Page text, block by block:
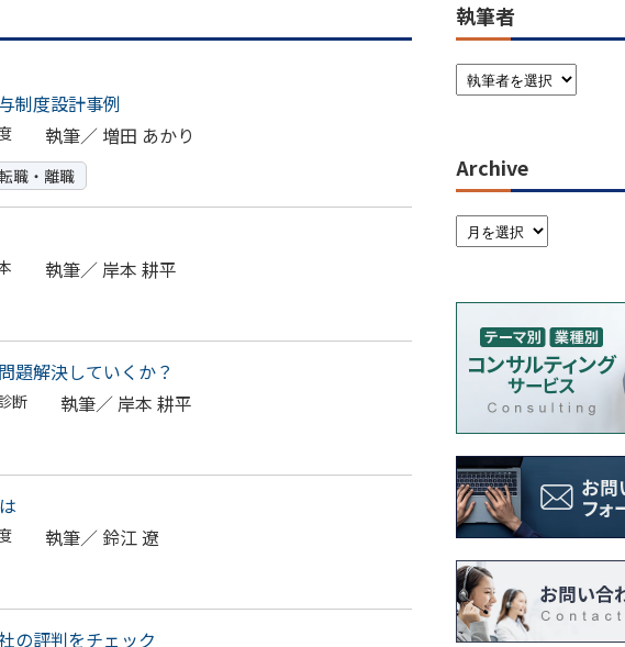
制度設計事例
執筆／増田 あかり
職・離職
執筆／ 岸本 耕平
題解決していくか？
断 執筆／ 岸本 耕平
執筆／ 鈴江 遼
の評判をチェック
執筆者
Archive